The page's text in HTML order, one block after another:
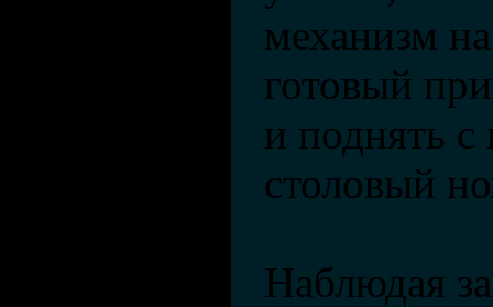
механизм
готовый
и поднять
столовый
Наблюдая